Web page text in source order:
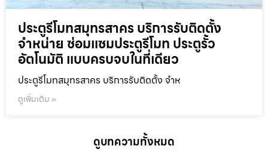
ประตูรีโมทสมุทรสาคร บริการรับติดตั้ง
จำหน่าย ซ่อมแซมประตูรีโมท ประตูรั้ว
อัตโนมัติ แบบครบจบในที่เดียว
ประตูรีโมทสมุทรสาคร บริการรับติดตั้ง จำห
ดูเพิ่มเติม »
ดูบทความทั้งหมด